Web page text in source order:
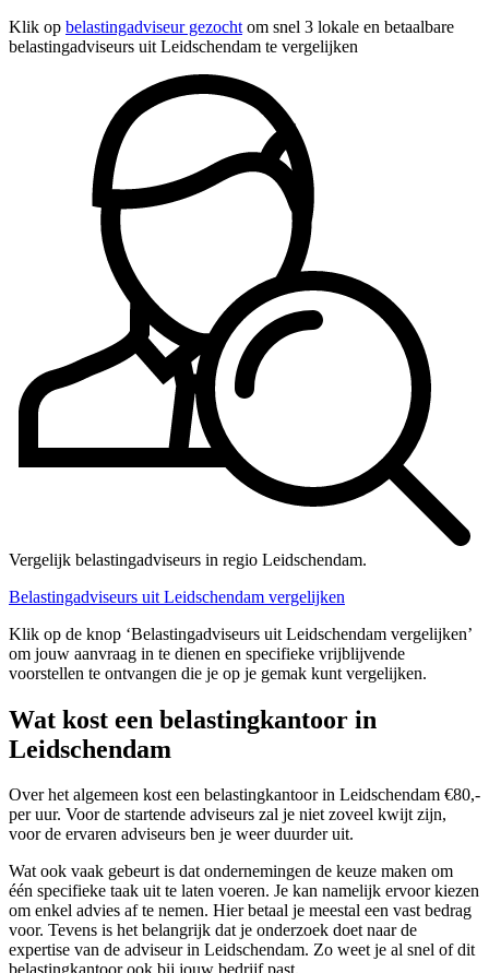
Klik op belastingadviseur gezocht om snel 3 lokale en betaalbare
belastingadviseurs uit Leidschendam te vergelijken
Vergelijk belastingadviseurs in regio Leidschendam.
Belastingadviseurs uit Leidschendam vergelijken
Klik op de knop ‘Belastingadviseurs uit Leidschendam vergelijken’
om jouw aanvraag in te dienen en specifieke vrijblijvende
voorstellen te ontvangen die je op je gemak kunt vergelijken.
Wat kost een belastingkantoor in
Leidschendam
Over het algemeen kost een belastingkantoor in Leidschendam €80,-
per uur. Voor de startende adviseurs zal je niet zoveel kwijt zijn,
voor de ervaren adviseurs ben je weer duurder uit.
Wat ook vaak gebeurt is dat ondernemingen de keuze maken om
één specifieke taak uit te laten voeren. Je kan namelijk ervoor kiezen
om enkel advies af te nemen. Hier betaal je meestal een vast bedrag
voor. Tevens is het belangrijk dat je onderzoek doet naar de
expertise van de adviseur in Leidschendam. Zo weet je al snel of dit